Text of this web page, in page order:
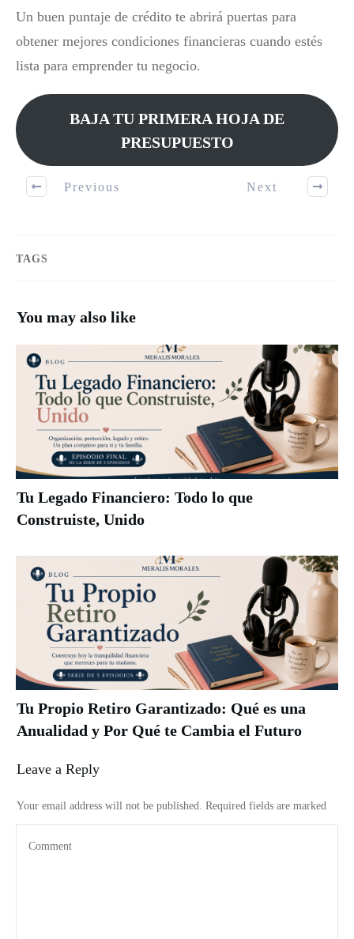
Un buen puntaje de crédito te abrirá puertas para
obtener mejores condiciones financieras cuando estés
lista para emprender tu negocio.
BAJA TU PRIMERA HOJA DE
PRESUPUESTO
Previous Next
TAGS
You may also like
Tu Legado Financiero: Todo lo que
Construiste, Unido
Tu Propio Retiro Garantizado: Qué es una
Anualidad y Por Qué te Cambia el Futuro
Leave a Reply
Your email address will not be published. Required fields are marked